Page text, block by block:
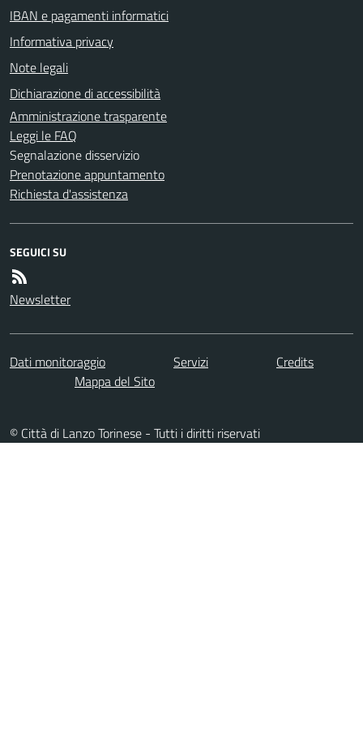
IBAN e pagamenti informatici
Informativa privacy
Note legali
Dichiarazione di accessibilità
Amministrazione trasparente
Leggi le FAQ
Segnalazione disservizio
Prenotazione appuntamento
Richiesta d'assistenza
SEGUICI SU
Newsletter
Dati monitoraggio Servizi
Credits
Mappa del Sito
© Città di Lanzo Torinese - Tutti i diritti riservati